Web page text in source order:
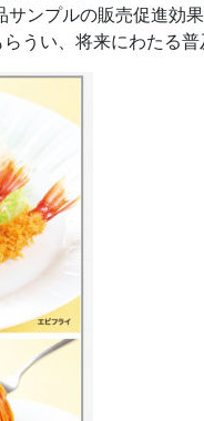
ンプルの販売促進効
うい、将来にわたる